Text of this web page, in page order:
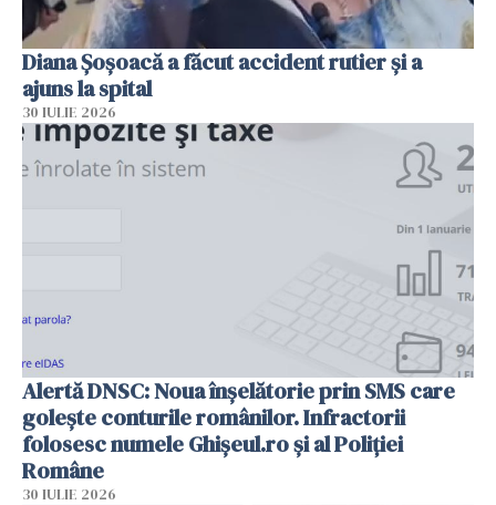
Diana Șoșoacă a făcut accident rutier și a
ajuns la spital
30 IULIE 2026
Alertă DNSC: Noua înșelătorie prin SMS care
golește conturile românilor. Infractorii
folosesc numele Ghișeul.ro și al Poliției
Române
30 IULIE 2026